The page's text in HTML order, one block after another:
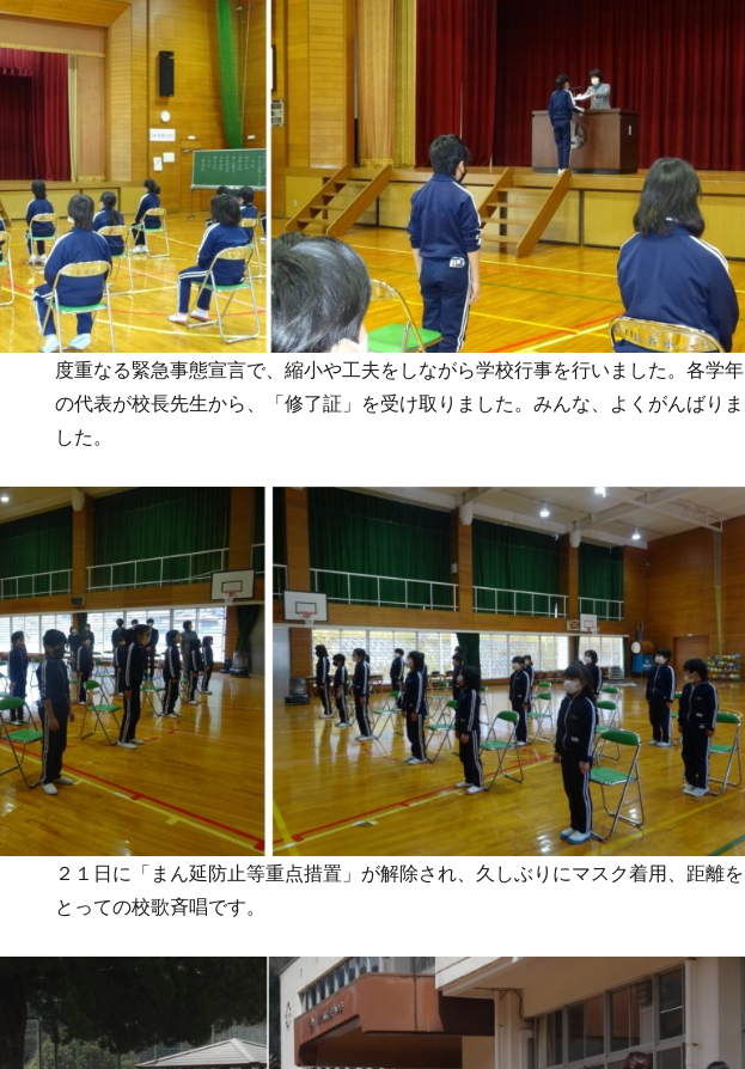
度重なる緊急事態宣言で、縮小や工夫をしながら学校行事を行いました。各学年
の代表が校長先生から、「修了証」を受け取りました。みんな、よくがんばりま
した。
２１日に「まん延防止等重点措置」が解除され、久しぶりにマスク着用、距離を
とっての校歌斉唱です。